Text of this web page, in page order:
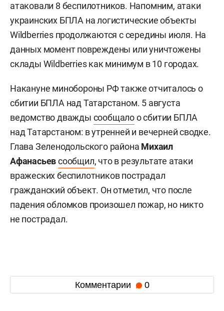
атаковали 8 беспилотников. Напомним, атаки
украинских БПЛА на логистические объекты
Wildberries продолжаются с середины июля. На
данных момент повреждены или уничтожены
склады Wildberries как минимум в 10 городах.
Накануне минобороны РФ также отчиталось о
сбитии БПЛА над Татарстаном. 5 августа
ведомство дважды сообщалоо сбитии БПЛА
над Татарстаном: в утренней и вечерней сводке.
Глава Зеленодольского района Михаил
Афанасьевсообщил, что в результате атаки
вражеских беспилотников пострадал
гражданский объект. Он отметил, что после
падения обломков произошел пожар, но никто
не пострадал.
Комментарии 0